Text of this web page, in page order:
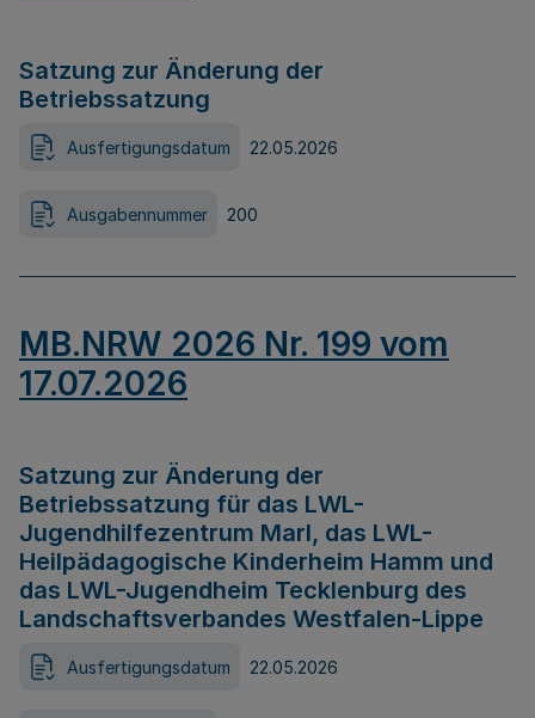
Satzung zur Änderung der
Betriebssatzung
Ausfertigungsdatum 22.05.2026
Ausgabennummer 200
MB.NRW 2026 Nr. 199 vom
17.07.2026
Satzung zur Änderung der
Betriebssatzung für das LWL-
Jugendhilfezentrum Marl, das LWL-
Heilpädagogische Kinderheim Hamm und
das LWL-Jugendheim Tecklenburg des
Landschaftsverbandes Westfalen-Lippe
Ausfertigungsdatum 22.05.2026